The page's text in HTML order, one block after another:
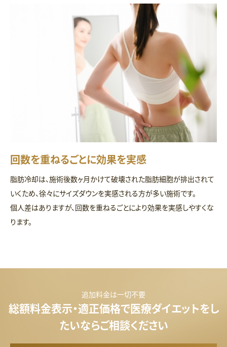
回数を重ねるごとに効果を実感
脂肪冷却は、施術後数ヶ月かけて破壊された脂肪細胞が排出されて
いくため、徐々にサイズダウンを実感される方が多い施術です。
個人差はありますが、回数を重ねるごとにより効果を実感しやすくな
ります。
追加料金は一切不要
総額料金表示・適正価格で医療ダイエットをし
たいならご相談ください